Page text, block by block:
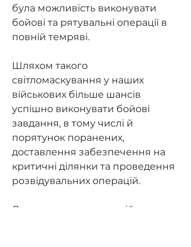
була можливість виконувати
бойові та рятувальні операції в
повній темряві.
Шляхом такого
світломаскування у наших
військових більше шансів
успішно виконувати бойові
завдання, в тому числі й
порятунок поранених,
доставлення забезпечення на
критичні ділянки та проведення
розвідувальних операцій.
Допоможемо нашим військовим